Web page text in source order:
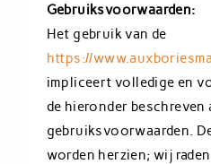
Gebruiksvoorwaarden:
Het gebruik van de
https://
impliceert volledige en
de hieronder beschreven
gebruiksvoorwaarden.
worden herzien; wij